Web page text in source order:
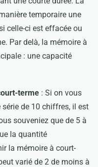
temporaire une
celle-ci est effacée ou
Par delà, la mémoire à
: une capacité
terme : Si on vous
de 10 chiffres, il est
souveniez que de 5 à
la quantité
la mémoire à court-
varié de 2 de moins à